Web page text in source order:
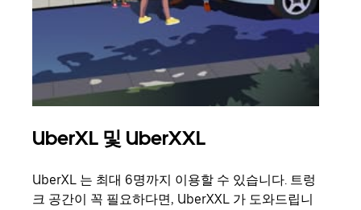
UberXL 및 UberXXL
UberXL 는 최대 6명까지 이용할 수 있습니다. 트렁
크 공간이 꼭 필요하다면, UberXXL 가 도와드립니